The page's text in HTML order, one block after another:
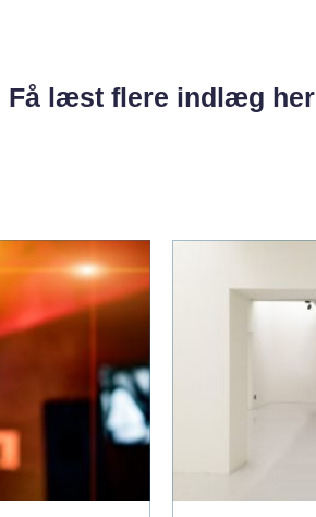
Få læst flere indlæg her